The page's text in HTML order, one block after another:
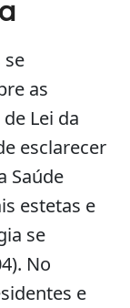
se
as
Lei da
esclarecer
Saúde
estetas e
se
No
e